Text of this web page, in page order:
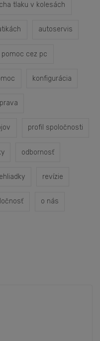
tlaku v kolesách
autoservis
pomoc cez pc
konfigurácia
profil spoločnosti
odbornosť
revízie
o nás